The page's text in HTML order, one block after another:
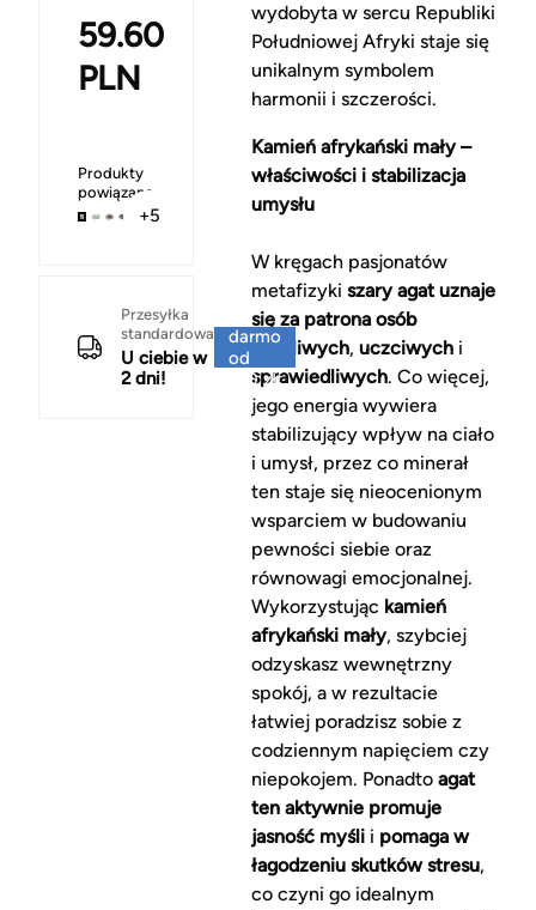
59.60
PLN
Produkty
powiązane
+5
Przesyłka
standardowa
U ciebie w
2 dni!
darmo
od
150 zł
wydobyta w sercu Republiki
Południowej Afryki staje się
unikalnym symbolem
harmonii i szczerości.
Kamień afrykański mały –
właściwości i stabilizacja
umysłu
W kręgach pasjonatów
metafizyki szary agat uznaje
się za patrona osób
życzliwych, uczciwychi
sprawiedliwych. Co więcej,
jego energia wywiera
stabilizujący wpływ na ciało
i umysł, przez co minerał
ten staje się nieocenionym
wsparciem w budowaniu
pewności siebie oraz
równowagi emocjonalnej.
Wykorzystując kamień
afrykański mały, szybciej
odzyskasz wewnętrzny
spokój, a w rezultacie
łatwiej poradzisz sobie z
codziennym napięciem czy
niepokojem. Ponadto agat
ten aktywnie promuje
jasność myślii pomaga w
łagodzeniu skutków stresu,
co czyni go idealnym